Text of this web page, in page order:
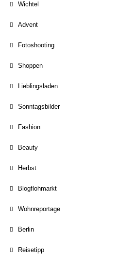
Wichtel
Advent
Fotoshooting
Shoppen
Lieblingsladen
Sonntagsbilder
Fashion
Beauty
Herbst
Blogflohmarkt
Wohnreportage
Berlin
Reisetipp